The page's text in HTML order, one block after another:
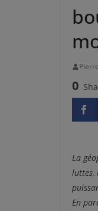
0
La
luttes,
En